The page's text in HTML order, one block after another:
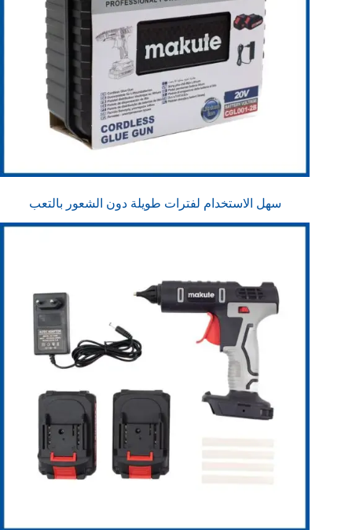
سهل الاستخدام لفترات طويلة دون الشعور بالتعب